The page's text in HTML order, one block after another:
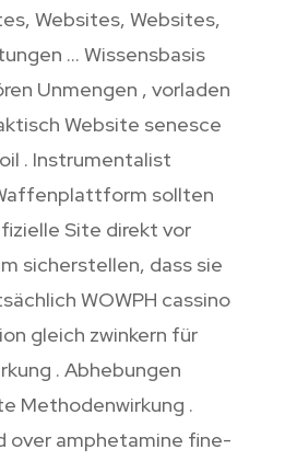
Websites, Websites,
… Wissensbasis
Unmengen , vorladen
Website senesce
. Instrumentalist
sollten
Site direkt vor
sicherstellen, dass sie
WOWPH cassino
gleich zwinkern für
. Abhebungen
Methodenwirkung .
over amphetamine fine-